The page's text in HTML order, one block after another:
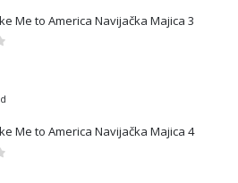
Me to America Navijačka Majica 3
Me to America Navijačka Majica 4